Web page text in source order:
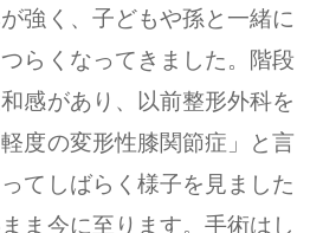
強く、子どもや孫と一緒に
らくなってきました。階段
感があり、以前整形外科を
度の変形性膝関節症」と言
てしばらく様子を見ました
ま今に至ります。手術はし